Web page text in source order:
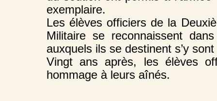
exemplaire.
Les élèves officiers de la
Militaire se reconnaissent
auxquels ils se destinent s’y
Vingt ans après, les élèves
hommage à leurs aînés.